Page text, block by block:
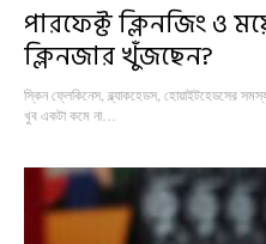
পারফেক্ট ক্লিনজিং ও
ক্লিনজার খুঁজছেন?
স্কিন ফ্লেকিনেস, ব্ল্যাকহেডস, হোয়াইটহেডসের
খুব একটা কমে না…